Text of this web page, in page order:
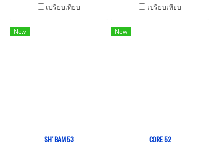
เปรียบเทียบ
เพราะถ้าคนอายุมากๆมาเต้น
กับกระดูกข้อต่อส่วนต่างๆได้
เปรียบเทียบ
New
SH'BAM 53
New
CORE 52